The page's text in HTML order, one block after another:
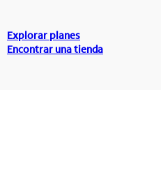
Explorar planes
Encontrar una tienda